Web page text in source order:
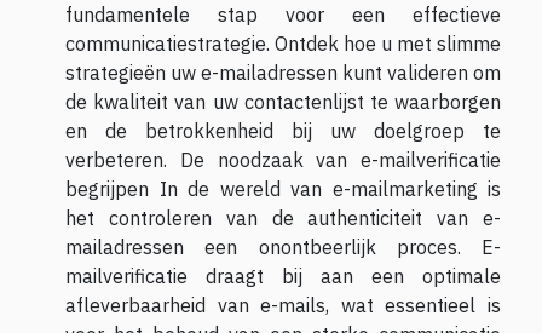
fundamentele stap voor een effectieve
communicatiestrategie. Ontdek hoe u met slimme
strategieën uw e-mailadressen kunt valideren om
de kwaliteit van uw contactenlijst te waarborgen
en de betrokkenheid bij uw doelgroep te
verbeteren. De noodzaak van e-mailverificatie
begrijpen In de wereld van e-mailmarketing is
het controleren van de authenticiteit van e-
mailadressen een onontbeerlijk proces. E-
mailverificatie draagt bij aan een optimale
afleverbaarheid van e-mails, wat essentieel is